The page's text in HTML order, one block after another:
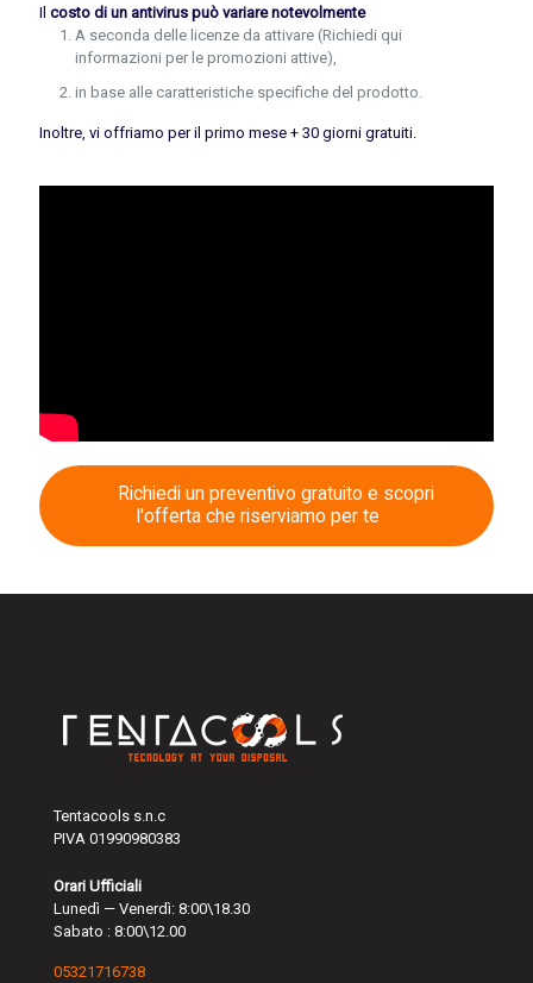
Il costo di un antivirus può variare notevolmente
A seconda delle licenze da attivare (Richiedi qui
informazioni per le promozioni attive),
in base alle caratteristiche specifiche del prodotto.
Inoltre, vi offriamo per il primo mese + 30 giorni gratuiti.
Richiedi un preventivo gratuito e scopri
l'offerta che riserviamo per te
Tentacools s.n.c
PIVA 01990980383
Orari Ufficiali
Lunedì — Venerdì: 8:00\18.30
Sabato : 8:00\12.00
05321716738